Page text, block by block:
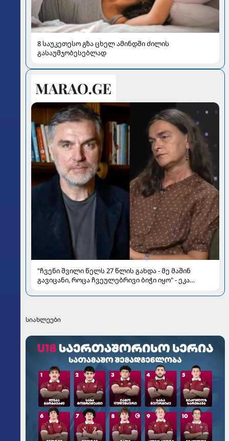
8 საუკეთესო გზა ცხელ ამინდში ძილის
გასაუმჯობესებლად
"ჩვენი შვილი წელს 27 წლის გახდა - მე მაშინ
გავიცანი, როცა ჩვეულებრივი ბიჭი იყო" - ეკა
უგულავას შესახებ
სიახლეები